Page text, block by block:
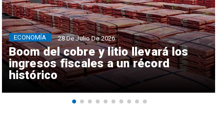
Boom del cobre y litio llevará los
ingresos fiscales a un récord
histórico
ECONOMÍA 28 De Julio De 2026